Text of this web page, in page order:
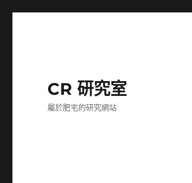
CR 研究室
屬於肥宅的研究網站